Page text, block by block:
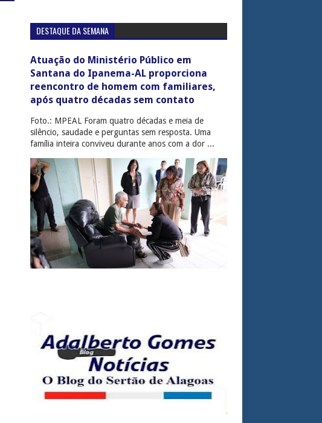
DESTAQUE DA SEMANA
Atuação do Ministério Público em
Santana do Ipanema-AL proporciona
reencontro de homem com familiares,
após quatro décadas sem contato
Foto.: MPEAL Foram quatro décadas e meia de
silêncio, saudade e perguntas sem resposta. Uma
família inteira conviveu durante anos com a dor ...